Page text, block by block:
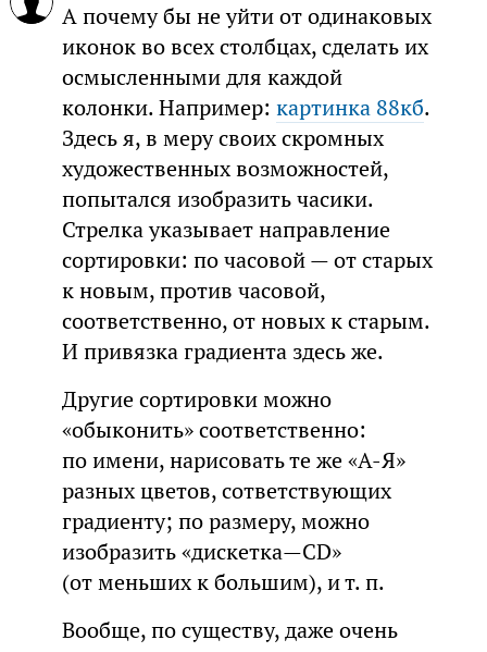
А почему бы не уйти от одинаковых
иконок во всех столбцах, сделать их
осмысленными для каждой
колонки. Например: картинка 88кб.
Здесь я, в меру своих скромных
художественных возможностей,
попытался изобразить часики.
Стрелка указывает направление
сортировки: по часовой — от старых
к новым, против часовой,
соответственно, от новых к старым.
И привязка градиента здесь же.
Другие сортировки можно
«обыконить» соответственно:
по имени, нарисовать те же «А-Я»
разных цветов, сответствующих
градиенту; по размеру, можно
изобразить «дискетка—CD»
(от меньших к большим), и т. п.
Вообще, по существу, даже очень